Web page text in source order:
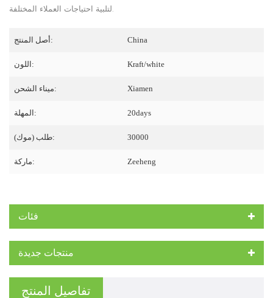
أصل المنتج: China
اللون: Kraft/white
ميناء الشحن: Xiamen
المهلة: 20days
طلب (موك): 30000
ماركة: Zeeheng
فئات
منتجات جديدة
تفاصيل المنتج